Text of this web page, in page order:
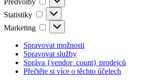
Předvolby
Statistiky Statistiky
Marketing Marketing
Spravovat možnosti
Spravovat služby
Správa {vendor_count} prodejců
Přečtěte si více o těchto účelech